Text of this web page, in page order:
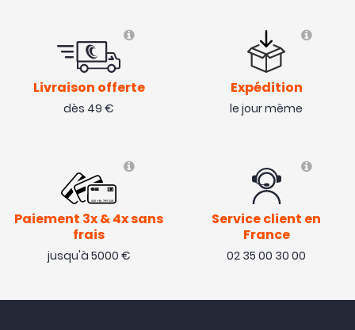
Livraison offerte
dès 49 €
Expédition
le jour même
Paiement 3x & 4x sans
frais
jusqu'à 5000 €
Service client en
France
02 35 00 30 00